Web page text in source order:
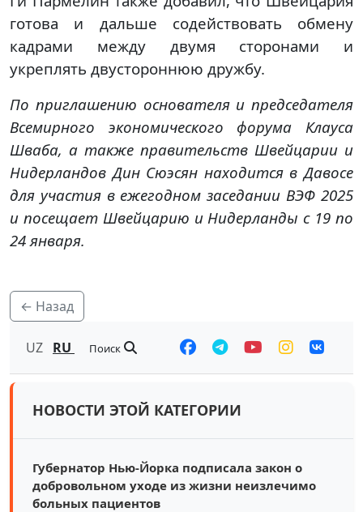
готова и дальше содействовать обмену
кадрами между двумя сторонами и
укреплять двустороннюю дружбу.
По приглашению основателя и председателя
Всемирного экономического форума Клауса
Шваба, а также правительств Швейцарии и
Нидерландов Дин Сюэсян находится в Давосе
для участия в ежегодном заседании ВЭФ 2025
и посещает Швейцарию и Нидерланды с 19 по
24 января.
← Назад
UZ RU Поиск
НОВОСТИ ЭТОЙ КАТЕГОРИИ
Губернатор Нью-Йорка подписала закон о
добровольном уходе из жизни неизлечимо
больных пациентов